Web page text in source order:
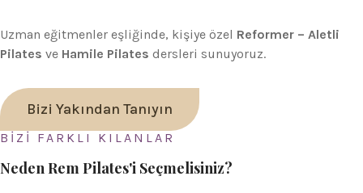
Uzman eğitmenler eşliğinde, kişiye özel Reformer – Aletli
Pilates ve Hamile Pilates dersleri sunuyoruz.
Bizi Yakından Tanıyın
BİZİ FARKLI KILANLAR
Neden Rem Pilates'i Seçmelisiniz?